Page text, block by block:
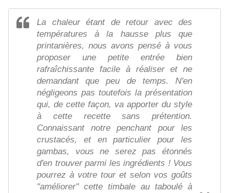
La chaleur étant de retour avec des
températures à la hausse plus que
printanières, nous avons pensé à vous
proposer une petite entrée bien
rafraîchissante facile à réaliser et ne
demandant que peu de temps. N'en
négligeons pas toutefois la présentation
qui, de cette façon, va apporter du style
à cette recette sans prétention.
Connaissant notre penchant pour les
crustacés, et en particulier pour les
gambas, vous ne serez pas étonnés
d'en trouver parmi les ingrédients ! Vous
pourrez à votre tour et selon vos goûts
"améliorer" cette timbale au taboulé à